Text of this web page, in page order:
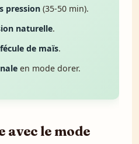
pression(35-50 min).
naturelle.
de maïs.
en mode dorer.
avec le mode